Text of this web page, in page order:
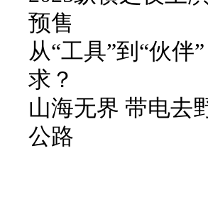
预售
从“工具”到“伙
求？
山海无界 带电去
公路